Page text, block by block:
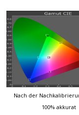
Nach der
100% akkurat